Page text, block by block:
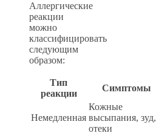
Аллергические
реакции
можно
классифицировать
следующим
образом:
Тип
реакции
Симптомы
Немедленная
Кожные
высыпания, зуд,
отеки